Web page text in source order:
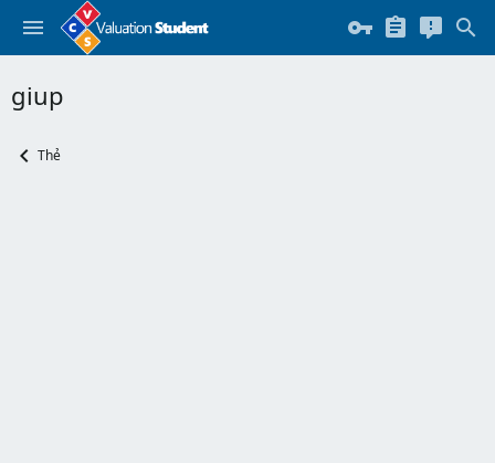
giup
Thẻ